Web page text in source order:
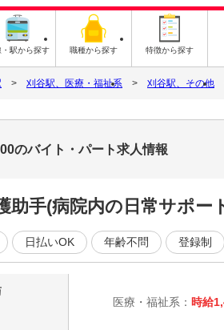
・駅から探す 職種から探す 特徴から探す
刈谷駅、医療・福祉系 刈谷駅、その他
のバイト・パート求人情報
助手(病院内の日常サポー
日払いOK 年齢不問 登録制
医療・福祉系： 時給